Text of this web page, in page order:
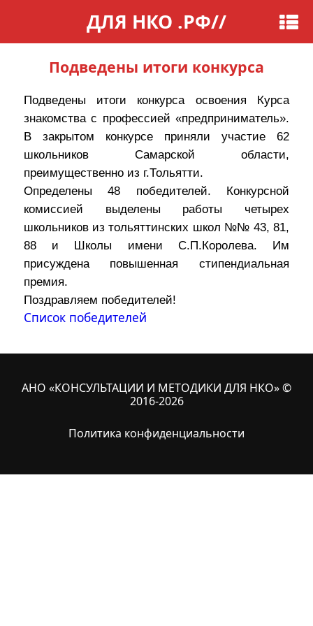
ДЛЯ НКО .РФ//
Подведены итоги конкурса
Подведены итоги конкурса освоения Курса
знакомства с профессией «предприниматель».
В закрытом конкурсе приняли участие 62
школьников Самарской области,
преимущественно из г.Тольятти.
Определены 48 победителей. Конкурсной
комиссией выделены работы четырех
школьников из тольяттинских школ №№ 43, 81,
88 и Школы имени С.П.Королева. Им
присуждена повышенная стипендиальная
премия.
Поздравляем победителей!
Список победителей
АНО «КОНСУЛЬТАЦИИ И МЕТОДИКИ ДЛЯ НКО» ©
2016-2026
Политика конфиденциальности